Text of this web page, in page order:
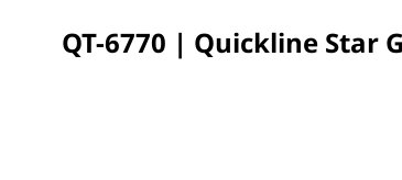
QT-6770 | Quickline Star